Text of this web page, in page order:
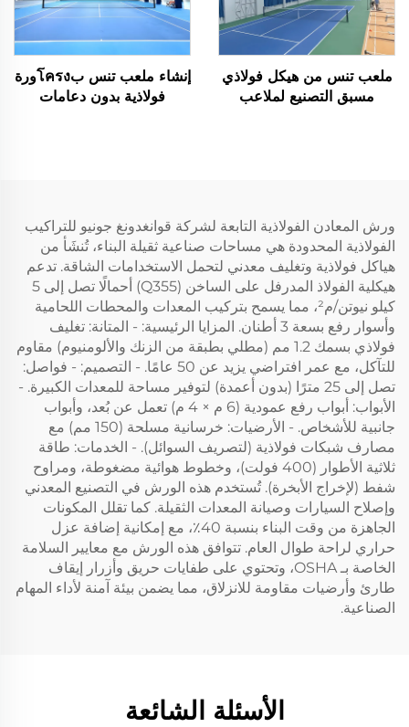
ملعب تنس من هيكل فولاذي
مسبق التصنيع لملاعب
إنشاء ملعب تنس بโครงورة
فولاذية بدون دعامات
ورش المعادن الفولاذية التابعة لشركة قوانغدونغ جونيو للتراكيب
الفولاذية المحدودة هي مساحات صناعية ثقيلة البناء، تُنشَأ من
هياكل فولاذية وتغليف معدني لتحمل الاستخدامات الشاقة. تدعم
هيكلية الفولاذ المدرفل على الساخن (Q355) أحمالًا تصل إلى 5
كيلو نيوتن/م²، مما يسمح بتركيب المعدات والمحطات اللحامية
وأسوار رفع بسعة 3 أطنان. المزايا الرئيسية: - المتانة: تغليف
فولاذي بسمك 1.2 مم (مطلي بطبقة من الزنك والألومنيوم) مقاوم
للتآكل، مع عمر افتراضي يزيد عن 50 عامًا. - التصميم: - فواصل:
تصل إلى 25 مترًا (بدون أعمدة) لتوفير مساحة للمعدات الكبيرة. -
الأبواب: أبواب رفع عمودية (6 م × 4 م) تعمل عن بُعد، وأبواب
جانبية للأشخاص. - الأرضيات: خرسانية مسلحة (150 مم) مع
مصارف شبكات فولاذية (لتصريف السوائل). - الخدمات: طاقة
ثلاثية الأطوار (400 فولت)، وخطوط هوائية مضغوطة، ومراوح
شفط (لإخراج الأبخرة). تُستخدم هذه الورش في التصنيع المعدني
وإصلاح السيارات وصيانة المعدات الثقيلة. كما تقلل المكونات
الجاهزة من وقت البناء بنسبة 40٪، مع إمكانية إضافة عزل
حراري لراحة طوال العام. تتوافق هذه الورش مع معايير السلامة
الخاصة بـ OSHA، وتحتوي على طفايات حريق وأزرار إيقاف
طارئ وأرضيات مقاومة للانزلاق، مما يضمن بيئة آمنة لأداء المهام
الصناعية.
الأسئلة الشائعة